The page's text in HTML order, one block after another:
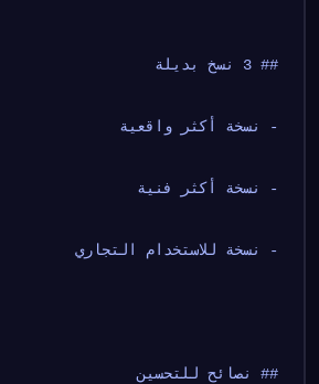
## 3 نسخ بديلة
- نسخة أكثر واقعية
- نسخة أكثر فنية
- نسخة للاستخدام التجاري
## نصائح للتحسين